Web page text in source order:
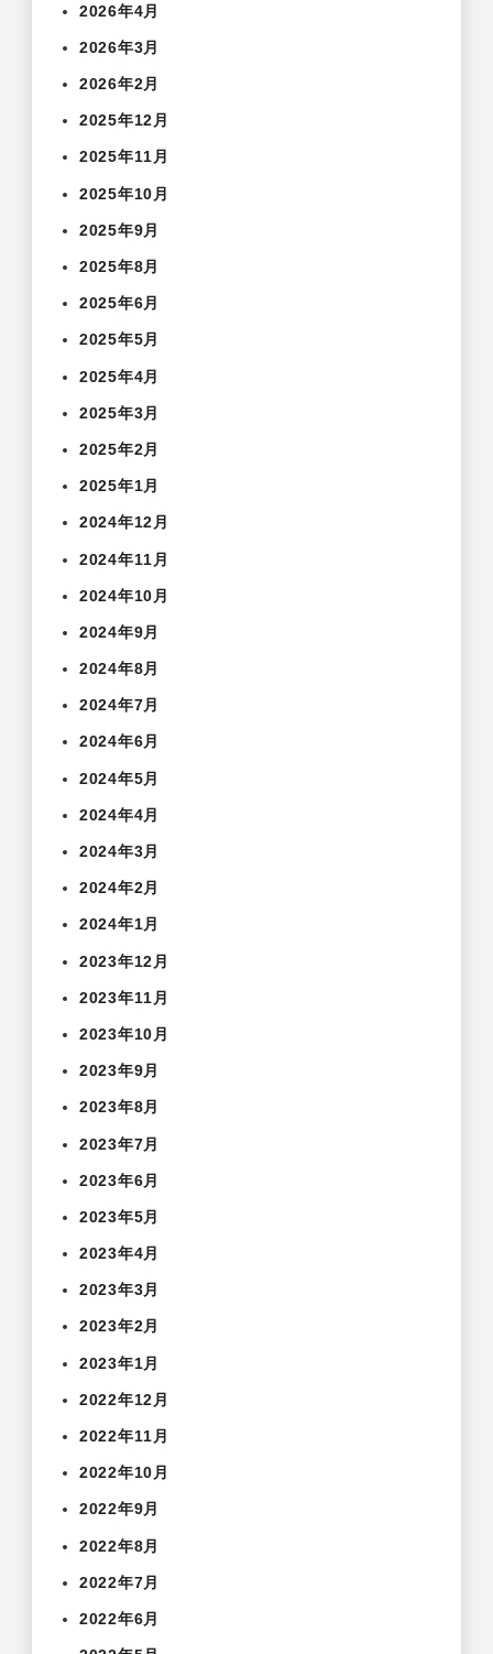
2026年4月
2026年3月
2026年2月
2025年12月
2025年11月
2025年10月
2025年9月
2025年8月
2025年6月
2025年5月
2025年4月
2025年3月
2025年2月
2025年1月
2024年12月
2024年11月
2024年10月
2024年9月
2024年8月
2024年7月
2024年6月
2024年5月
2024年4月
2024年3月
2024年2月
2024年1月
2023年12月
2023年11月
2023年10月
2023年9月
2023年8月
2023年7月
2023年6月
2023年5月
2023年4月
2023年3月
2023年2月
2023年1月
2022年12月
2022年11月
2022年10月
2022年9月
2022年8月
2022年7月
2022年6月